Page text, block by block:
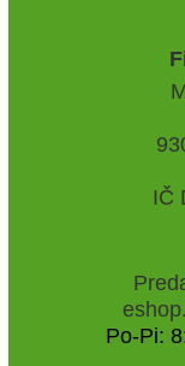
IČ
Po-Pi: